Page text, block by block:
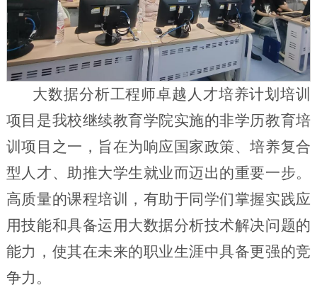
大数据分析工程师卓越人才培养计划培训
项目是我校继续教育学院实施的非学历教育培
训项目之一，旨在为响应国家政策、培养复合
型人才、助推大学生就业而迈出的重要一步。
高质量的课程培训，有助于同学们掌握实践应
用技能和具备运用大数据分析技术解决问题的
能力，使其在未来的职业生涯中具备更强的竞
争力。